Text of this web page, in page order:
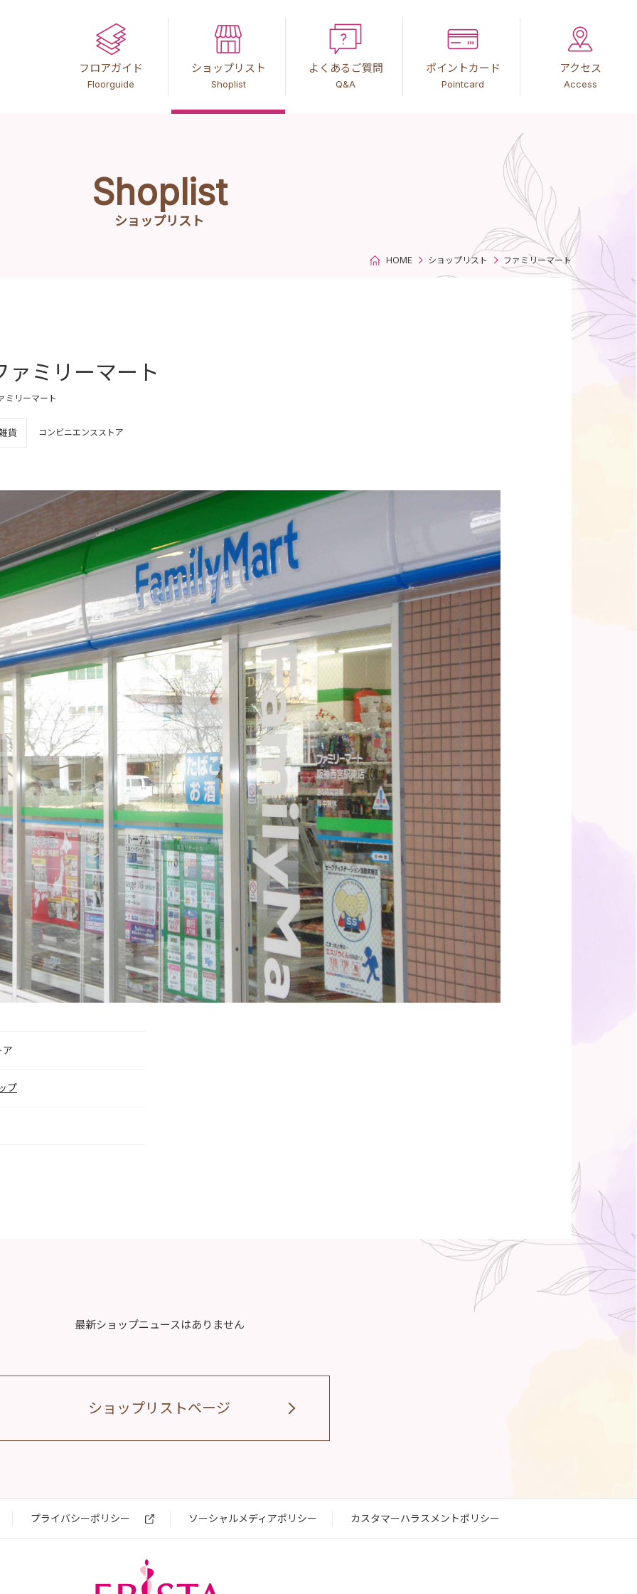
フロアガイド
Floorguide
ショップリスト
Shoplist
よくあるご質問
Q&A
ポイントカード
Pointcard
アクセス
Access
Shoplist
ショップリスト
HOME ショップリスト ファミリーマート
ァミリーマート
ミリーマート
貨 コンビニエンスストア
ア
プ
最新ショップニュースはありません
ショップリストページ
プライバシーポリシー ソーシャルメディアポリシー カスタマーハラスメントポリシー